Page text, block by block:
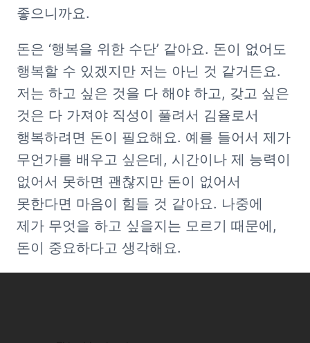
좋으니까요.
돈은 ‘행복을 위한 수단’ 같아요. 돈이 없어도
행복할 수 있겠지만 저는 아닌 것 같거든요.
저는 하고 싶은 것을 다 해야 하고, 갖고 싶은
것은 다 가져야 직성이 풀려서 김율로서
행복하려면 돈이 필요해요. 예를 들어서 제가
무언가를 배우고 싶은데, 시간이나 제 능력이
없어서 못하면 괜찮지만 돈이 없어서
못한다면 마음이 힘들 것 같아요. 나중에
제가 무엇을 하고 싶을지는 모르기 때문에,
돈이 중요하다고 생각해요.